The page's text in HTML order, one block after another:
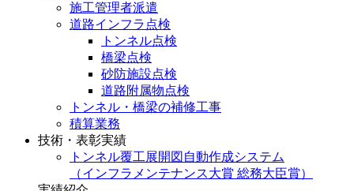
施工管理者派遣
道路インフラ点検
トンネル点検
橋梁点検
砂防施設点検
道路附属物点検
トンネル・橋梁の補修工事
積算業務
技術・表彰実績
トンネル覆工展開図自動作成システム
（インフラメンテナンス大賞 総務大臣賞）